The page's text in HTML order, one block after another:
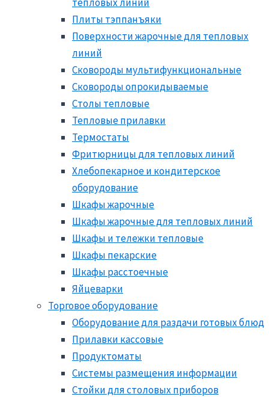
Плиты тэппанъяки
Поверхности жарочные для тепловых
линий
Сковороды мультифункциональные
Сковороды опрокидываемые
Столы тепловые
Тепловые прилавки
Термостаты
Фритюрницы для тепловых линий
Хлебопекарное и кондитерское
оборудование
Шкафы жарочные
Шкафы жарочные для тепловых линий
Шкафы и тележки тепловые
Шкафы пекарские
Шкафы расстоечные
Яйцеварки
Торговое оборудование
Оборудование для раздачи готовых блюд
Прилавки кассовые
Продуктоматы
Системы размещения информации
Стойки для столовых приборов